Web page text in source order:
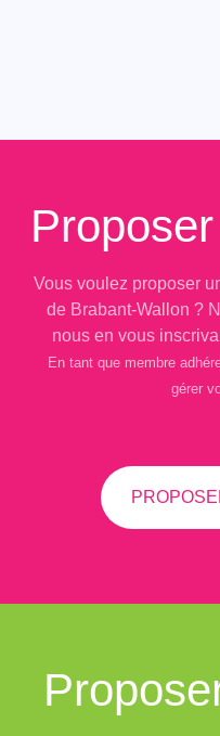
Vous voulez proposer
de Brabant-Wallon ?
nous en vous
En tant que membre
gérer